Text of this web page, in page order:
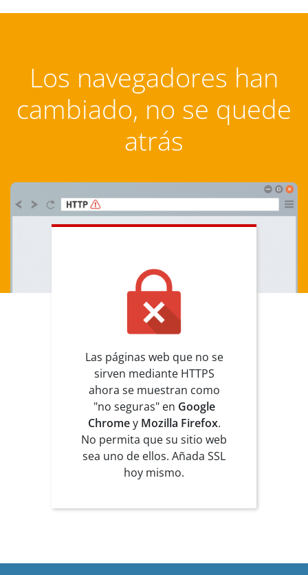
Los navegadores han
cambiado, no se quede
atrás
Las páginas web que no se
sirven mediante HTTPS
ahora se muestran como
"no seguras" en Google
Chromey Mozilla Firefox.
No permita que su sitio web
sea uno de ellos. Añada SSL
hoy mismo.